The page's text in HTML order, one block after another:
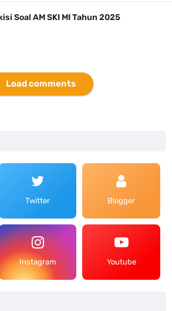
Soal AM SKI MI Tahun 2025
Load comments
Twitter Blogger
Instagram Youtube